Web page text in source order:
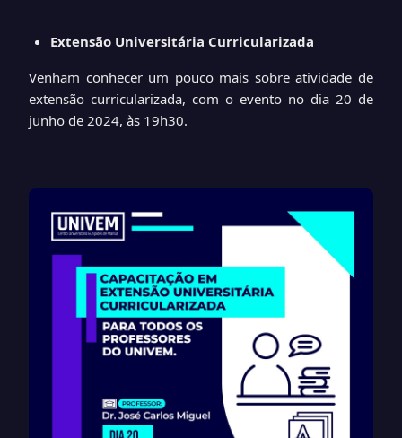
Extensão Universitária Curricularizada
Venham conhecer um pouco mais sobre atividade de
extensão curricularizada, com o evento no dia 20 de
junho de 2024, às 19h30.